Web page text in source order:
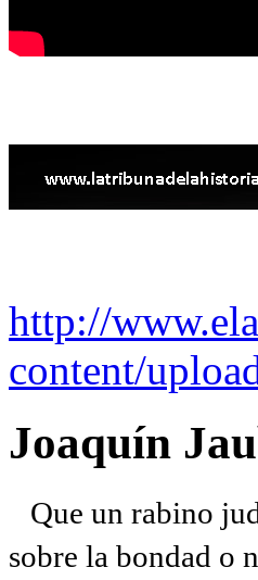
http://
content/
Joaquín
Que un rabino
sobre la bondad o